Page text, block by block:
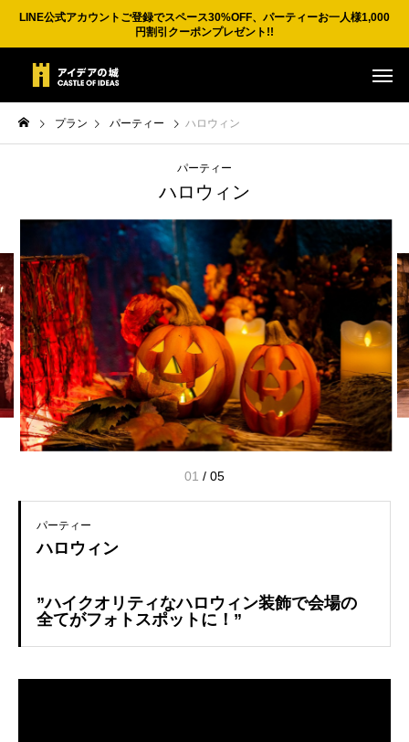
LINE公式アカウントご登録でスペース30%OFF、パーティーお一人様1,000
円割引クーポンプレゼント!!
プラン パーティー ハロウィン
パーティー
ハロウィン
01 / 05
パーティー
ハロウィン
”ハイクオリティなハロウィン装飾で会場の
全てがフォトスポットに！”